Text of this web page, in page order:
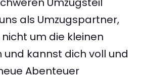
als Umzugspartner,
um die kleinen
und kannst dich voll und
Abenteuer